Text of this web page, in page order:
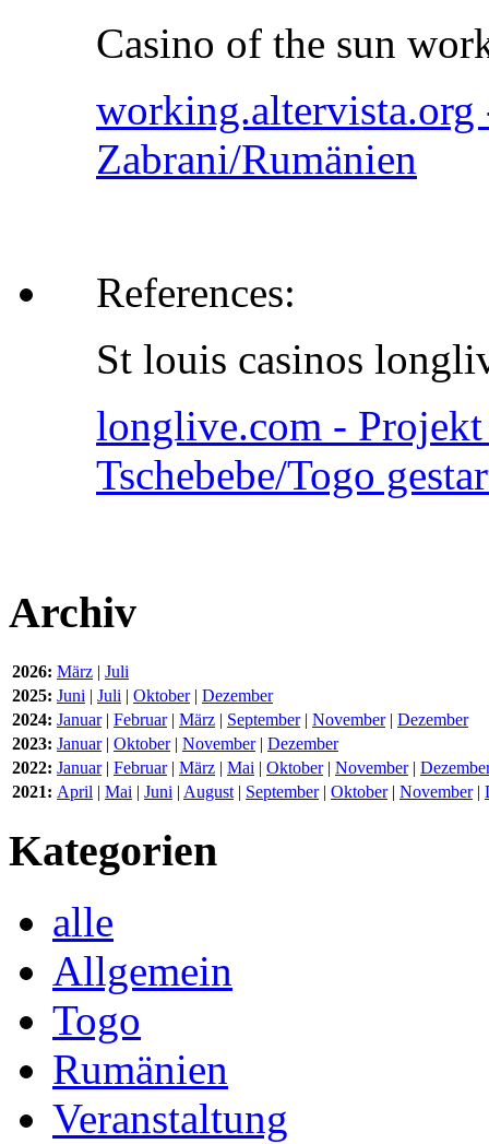
Casino of the sun
Zabrani/Rumänien
References:
St louis casinos
longlive.com -
Tschebebe/Togo
Archiv
2026: März | Juli
2025: Juni | Juli | Oktober| Dezember
2024: Januar| Februar| März | September| November| Dezember
2023: Januar| Oktober| November| Dezember
2022: Januar| Februar| März | Mai | Oktober| November|
2021: April | Mai | Juni | August | September| Oktober| November|
Kategorien
alle
Allgemein
Togo
Rumänien
Veranstaltung